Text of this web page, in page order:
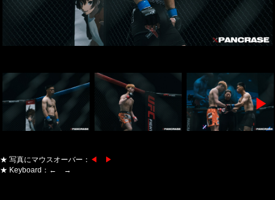
▶
★ 写真にマウスオーバー： ◀ ▶
★ Keyboard：← →